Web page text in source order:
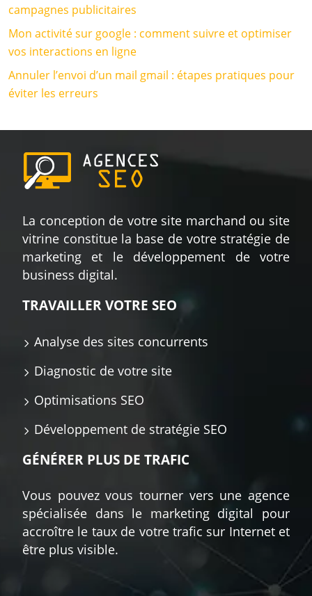
campagnes publicitaires
Mon activité sur google : comment suivre et optimiser
vos interactions en ligne
Annuler l’envoi d’un mail gmail : étapes pratiques pour
éviter les erreurs
La conception de votre site marchand ou site
vitrine constitue la base de votre stratégie de
marketing et le développement de votre
business digital.
TRAVAILLER VOTRE SEO
Analyse des sites concurrents
Diagnostic de votre site
Optimisations SEO
Développement de stratégie SEO
GÉNÉRER PLUS DE TRAFIC
Vous pouvez vous tourner vers une agence
spécialisée dans le marketing digital pour
accroître le taux de votre trafic sur Internet et
être plus visible.